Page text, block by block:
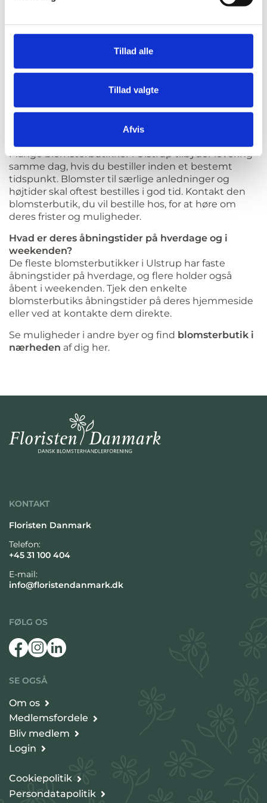
Tillad alle
Tillad valgte
Afvis
Tilbyder de gaveindpakning, og hvad koster det?
De fleste blomsterbutikker i Ulstrup tilbyder
gaveindpakning af buketter og gaver, ofte som en
del af prisen eller mod et gebyr. Prisen og
blomsterbutik til blomsterbutik. Vi anbefaler derfor,
at du tjekker prisen hos den enkelte blomsterbutik
Mange blomsterbutikker i Ulstrup tilbyder levering
samme dag, hvis du bestiller inden et bestemt
tidspunkt. Blomster til særlige anledninger og
højtider skal oftest bestilles i god tid. Kontakt den
blomsterbutik, du vil bestille hos, for at høre om
deres frister og muligheder.
Hvad er deres åbningstider på hverdage og i
weekenden?
De fleste blomsterbutikker i Ulstrup har faste
åbningstider på hverdage, og flere holder også
åbent i weekenden. Tjek den enkelte
blomsterbutiks åbningstider på deres hjemmeside
eller ved at kontakte dem direkte.
Se muligheder i andre byer og find blomsterbutik i
nærheden af dig her.
KONTAKT
Floristen Danmark
Telefon:
+45 31 100 404
E-mail:
info@floristendanmark.dk
FØLG OS
SE OGSÅ
Om os
Medlemsfordele
Bliv medlem
Login
Cookiepolitik
Persondatapolitik